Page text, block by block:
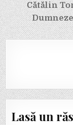
Cătălin
Lasă un